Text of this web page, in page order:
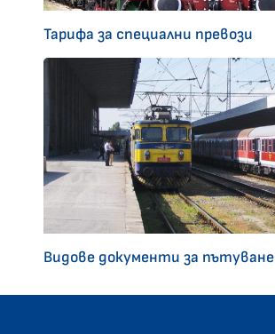
Тарифа за специални превози
Видове документи за пътуване